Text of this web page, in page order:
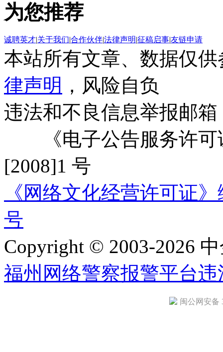
为您推荐
诚聘英才|关于我们|合作伙伴|法律声明|征稿启事|友链申请
本站所有文章、数据仅
律声明 ，风险自负
违法和不良信息举报邮箱
《电子公告服务许可
[2008]1 号
《网络文化经营许可证
号
Copyright © 2003-2026
福州网络警察报警平台违
闽公网安备